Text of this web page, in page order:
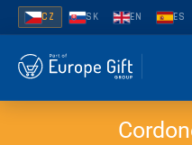
CZ SK EN ES